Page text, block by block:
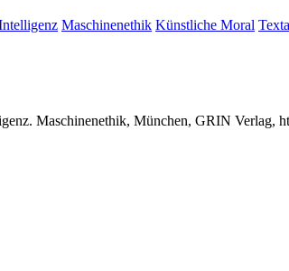
Maschinenethik Künstliche Moral
Maschinenethik, München, GRIN Verlag,